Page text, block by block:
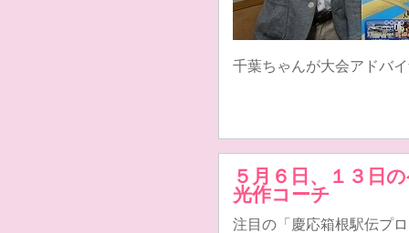
千葉ちゃんが大会アドバ
５月６日、１３日
光作コーチ
注目の「慶応箱根駅伝プ